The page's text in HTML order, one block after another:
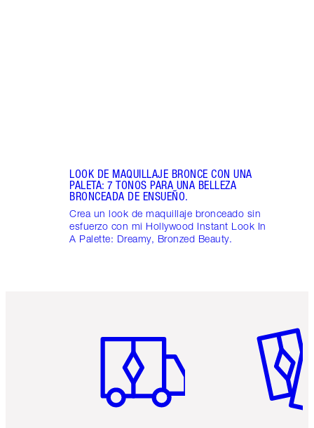
LOOK DE MAQUILLAJE BRONCE CON UNA
PALETA: 7 TONOS PARA UNA BELLEZA
BRONCEADA DE ENSUEÑO.
Crea un look de maquillaje bronceado sin
esfuerzo con mi Hollywood Instant Look In
A Palette: Dreamy, Bronzed Beauty.